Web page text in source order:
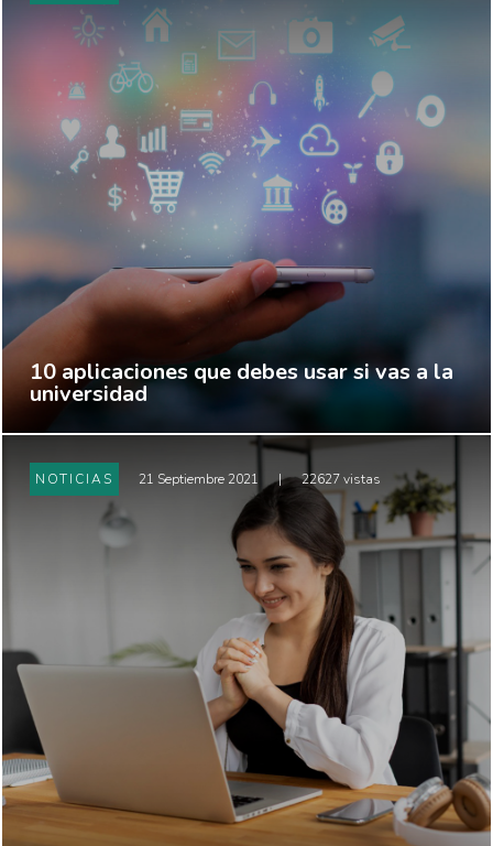
10 aplicaciones que debes usar si vas a la
universidad
NOTICIAS 21 Septiembre 2021 | 22627 vistas